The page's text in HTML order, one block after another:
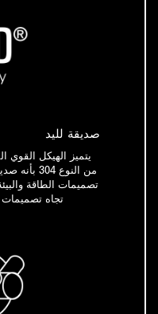
صديقة لليد
يتميز الهيكل القوي
من النوع
تجاه تصميمات